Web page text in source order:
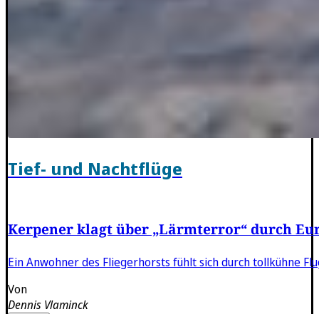
Tief- und Nachtflüge
Kerpener klagt über „Lärmterror“ durch
Ein Anwohner des Fliegerhorsts fühlt sich durch tollkühne
Von
Dennis Vlaminck